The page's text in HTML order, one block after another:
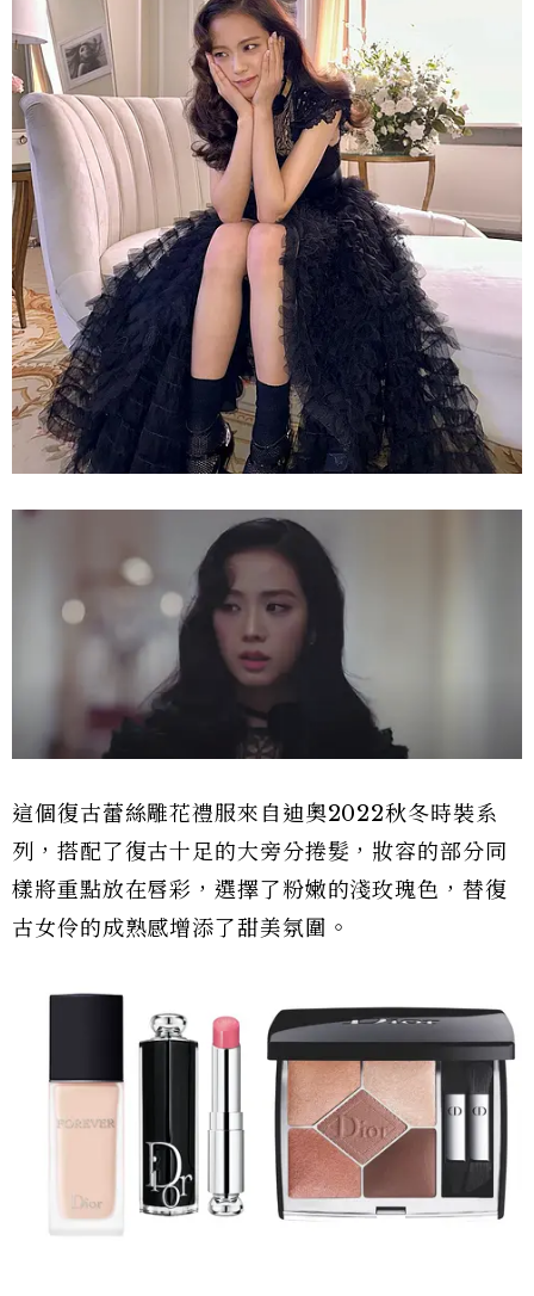
這個復古蕾絲雕花禮服來自迪奧2022秋冬時裝系
列，搭配了復古十足的大旁分捲髮，妝容的部分同
樣將重點放在唇彩，選擇了粉嫩的淺玫瑰色，替復
古女伶的成熟感增添了甜美氛圍。